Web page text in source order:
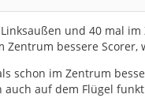
und 40 mal
Zentrum bessere Scorer,
schon im Zentrum
auch auf dem Flügel